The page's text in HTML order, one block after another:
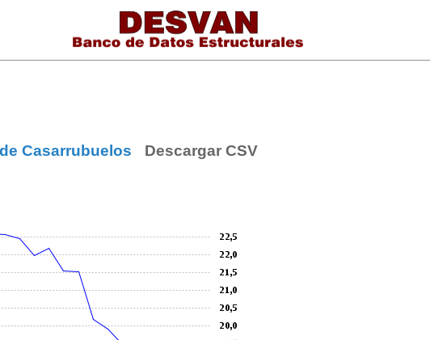
Casarrubuelos Descargar CSV